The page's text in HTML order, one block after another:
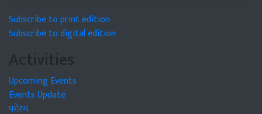
Subscribe to print edition
Subscribe to digital edition
Activities
Upcoming Events
Events Update
फोरम